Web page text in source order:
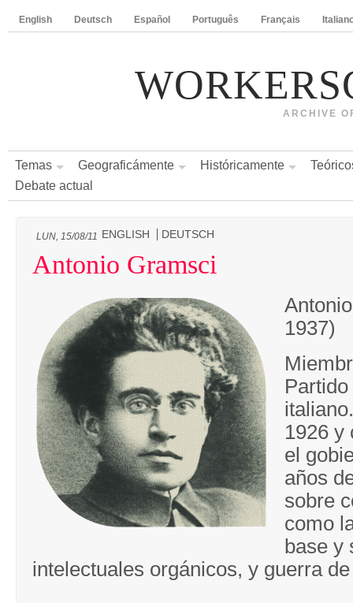
English Deutsch Español Português Français
ARCHIVE
Temas Geograficámente Históricamente
Debate actual
LUN, 15/08/11 ENGLISH DEUTSCH
Antonio Gramsci
1937)
1926 y
el
años
sobre
como
base y
intelectuales orgánicos, y guerra